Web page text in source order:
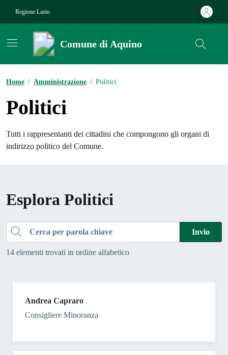
Regione Lazio
Comune di Aquino
Home / Amministrazione / Politici
Politici
Tutti i rappresentanti dei cittadini che compongono gli organi di
indirizzo politico del Comune.
Esplora Politici
Cerca Invio
14 elementi trovati in ordine alfabetico
Andrea Capraro
Consigliere Minoranza